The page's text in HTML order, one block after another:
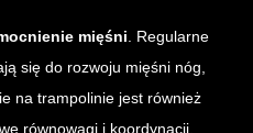
mięśni . Regularne
się do rozwoju mięśni nóg,
na trampolinie jest również
równowagi i koordynacji,